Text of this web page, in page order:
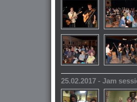
25.02.2017 - Jam